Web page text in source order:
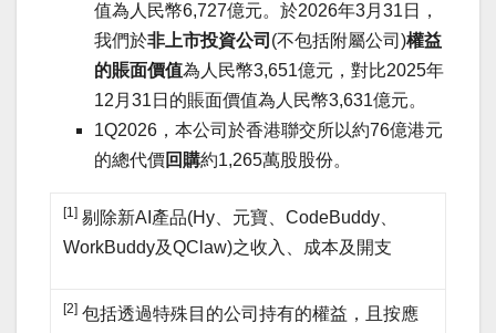
值為人民幣6,727億元。於2026年3月31日，
我們於非上市投資公司 (不包括附屬公司)權益
的賬面價值為人民幣3,651億元，對比2025年
12月31日的賬面價值為人民幣3,631億元。
1Q2026，本公司於香港聯交所以約76億港元
的總代價回購約1,265萬股股份。
[1] 剔除新AI產品(Hy、元寶、CodeBuddy、
WorkBuddy及QClaw)之收入、成本及開支
[2] 包括透過特殊目的公司持有的權益，且按應